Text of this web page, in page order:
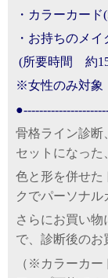
・カラーカード
・お持ちのメ
(所要時間 約
※女性のみ対象
骨格ライン診断
セットになった
色と形を併せた
クでパーソナル
さらにお買い
で、診断後のお
（※カラーカー